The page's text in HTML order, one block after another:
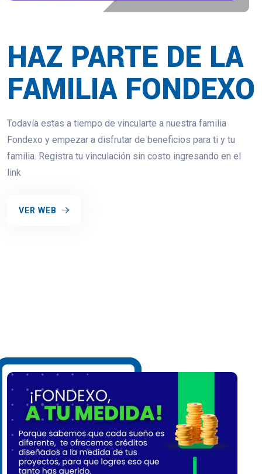
HAZ PARTE DE LA
FAMILIA FONDEXO
Todavía estas a tiempo de vincularte a nuestra familia
Fondexo y empezar a disfrutar de beneficios para ti y tu
familia. Registra tu vinculación sin costo ingresando en el
link
VER WEB